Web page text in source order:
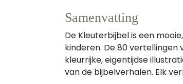
Samenvatting
De Kleuterbijbel is een
kinderen. De 80
kleurrijke, eigentijdse
van de bijbelverhalen. Elk